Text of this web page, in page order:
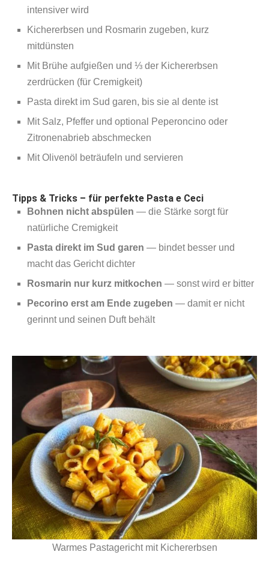
intensiver wird
Kichererbsen und Rosmarin zugeben, kurz
mitdünsten
Mit Brühe aufgießen und ⅓ der Kichererbsen
zerdrücken (für Cremigkeit)
Pasta direkt im Sud garen, bis sie al dente ist
Mit Salz, Pfeffer und optional Peperoncino oder
Zitronenabrieb abschmecken
Mit Olivenöl beträufeln und servieren
Tipps & Tricks – für perfekte Pasta e Ceci
Bohnen nicht abspülen — die Stärke sorgt für
natürliche Cremigkeit
Pasta direkt im Sud garen — bindet besser und
macht das Gericht dichter
Rosmarin nur kurz mitkochen — sonst wird er bitter
Pecorino erst am Ende zugeben — damit er nicht
gerinnt und seinen Duft behält
Warmes Pastagericht mit Kichererbsen